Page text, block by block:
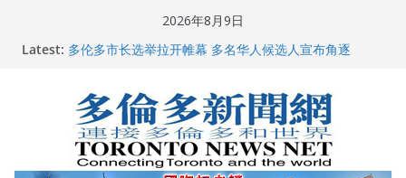
2026年8月9日
Latest: 龚晓华参加多伦多骄傲大游行 与市民分享竞选理念
特朗普称加拿大“不友善”并批评其领导层 卡尼：谈判事
关加拿大就业
2026加拿大青少年儿童绘画比赛颁奖典礼多伦多举行